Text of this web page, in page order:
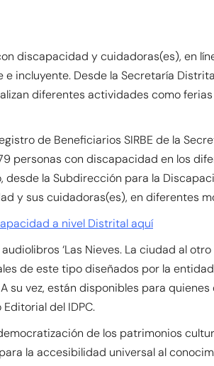
discapacidad y cuidadoras(es), en
incluyente. Desde la Secretaría
diferentes actividades como
de Beneficiarios SIRBE de la
personas con discapacidad en los
la Subdirección para la
y sus cuidadoras(es), en diferentes
a nivel Distrital aquí
‘Las Nieves. La ciudad al otro
de este tipo diseñados por la
vez, están disponibles para
del IDPC.
de los patrimonios
la accesibilidad universal al